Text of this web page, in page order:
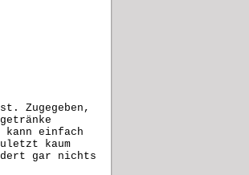
Zugegeben,
einfach
kaum
gar nichts